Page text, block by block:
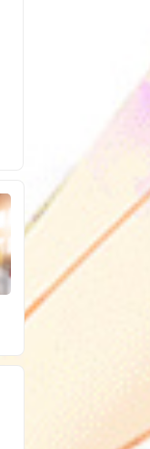
直通车推广费用预算